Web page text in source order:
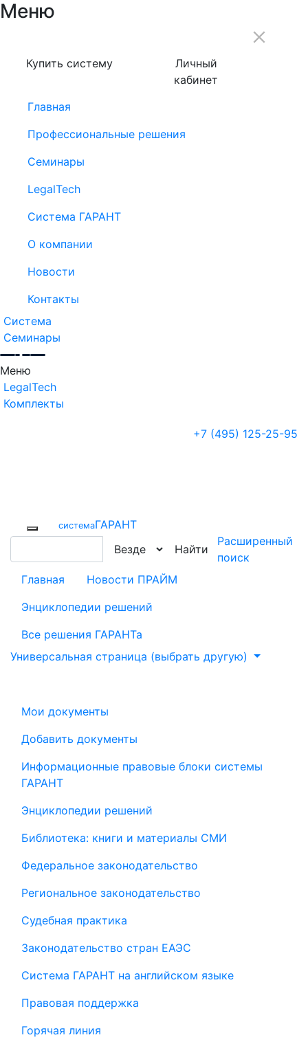
Меню
Купить систему
Личный
кабинет
Главная
Профессиональные решения
Семинары
LegalTech
Система ГАРАНТ
О компании
Новости
Контакты
Система
Семинары
Меню
LegalTech
Комплекты
+7 (495) 125-25-95
cистемаГАРАНТ
Найти
Расширенный
поиск
Главная
Новости ПРАЙМ
Энциклопедии решений
Все решения ГАРАНТа
Универсальная страница (выбрать другую)
Мои документы
Добавить документы
Информационные правовые блоки системы
ГАРАНТ
Энциклопедии решений
Библиотека: книги и материалы СМИ
Федеральное законодательство
Региональное законодательство
Судебная практика
Законодательство стран ЕАЭС
Система ГАРАНТ на английском языке
Правовая поддержка
Горячая линия